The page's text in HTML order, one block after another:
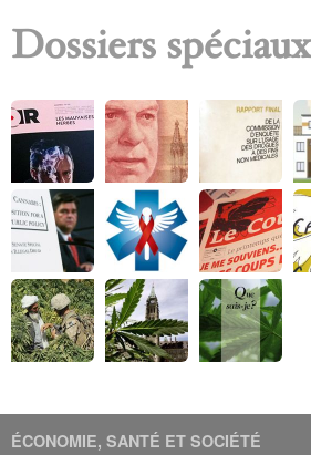
Dossiers spéciaux
ÉCONOMIE, SANTÉ ET SOCIÉTÉ